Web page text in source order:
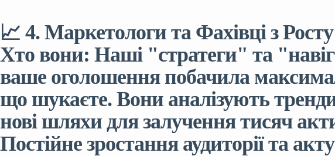
📈 4. Маркетологи та Фахівці з Росту
Хто вони: Наші "стратеги" та
ваше оголошення побачила
що шукаєте. Вони аналізують
нові шляхи для залучення тисяч
Постійне зростання аудиторії та